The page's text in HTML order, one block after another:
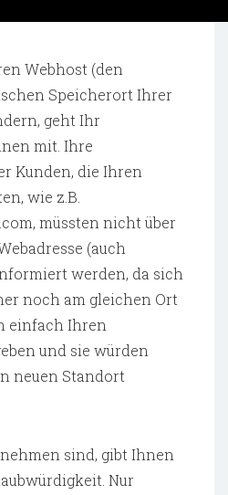
Webhost (den
Speicherort Ihrer
geht Ihr
mit. Ihre
Kunden, die Ihren
wie z.B.
müssten nicht über
(auch
werden, da sich
noch am gleichen Ort
einfach Ihren
und sie würden
neuen Standort
sind, gibt Ihnen
Nur